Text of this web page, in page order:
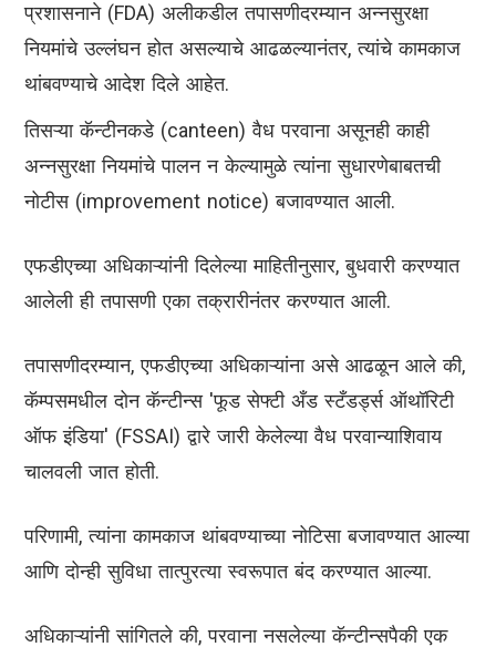
प्रशासनाने (FDA) अलीकडील तपासणीदरम्यान अन्नसुरक्षा
नियमांचे उल्लंघन होत असल्याचे आढळल्यानंतर, त्यांचे कामकाज
थांबवण्याचे आदेश दिले आहेत.
तिसऱ्या कॅन्टीनकडे (canteen) वैध परवाना असूनही काही
अन्नसुरक्षा नियमांचे पालन न केल्यामुळे त्यांना सुधारणेबाबतची
नोटीस (improvement notice) बजावण्यात आली.
एफडीएच्या अधिकाऱ्यांनी दिलेल्या माहितीनुसार, बुधवारी करण्यात
आलेली ही तपासणी एका तक्रारीनंतर करण्यात आली.
तपासणीदरम्यान, एफडीएच्या अधिकाऱ्यांना असे आढळून आले की,
कॅम्पसमधील दोन कॅन्टीन्स 'फूड सेफ्टी अँड स्टँडर्ड्स ऑथॉरिटी
ऑफ इंडिया' (FSSAI) द्वारे जारी केलेल्या वैध परवान्याशिवाय
चालवली जात होती.
परिणामी, त्यांना कामकाज थांबवण्याच्या नोटिसा बजावण्यात आल्या
आणि दोन्ही सुविधा तात्पुरत्या स्वरूपात बंद करण्यात आल्या.
अधिकाऱ्यांनी सांगितले की, परवाना नसलेल्या कॅन्टीन्सपैकी एक